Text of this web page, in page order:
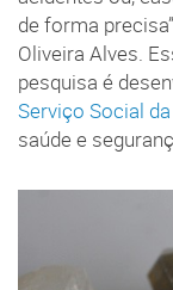
de forma
Oliveira Alves.
pesquisa é
Serviço Social
saúde e